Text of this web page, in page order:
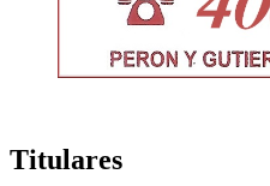
Titulares